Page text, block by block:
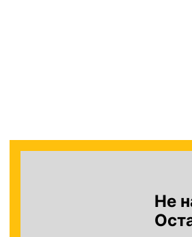
Не